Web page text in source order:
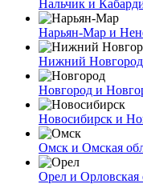
Нальчик и
Нарьян-Мар и
Нижний Новгород
Новгород и
Новосибирск и
Омск и Омская
Орел и Орловская